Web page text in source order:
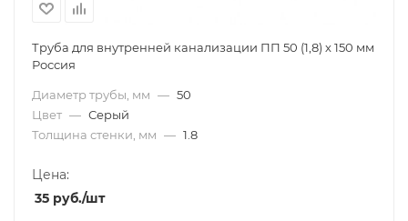
Труба для внутренней канализации ПП 50 (1,8) х 150 мм
Россия
Диаметр трубы, мм — 50
Цвет — Серый
Толщина стенки, мм — 1.8
Цена:
35 руб./шт